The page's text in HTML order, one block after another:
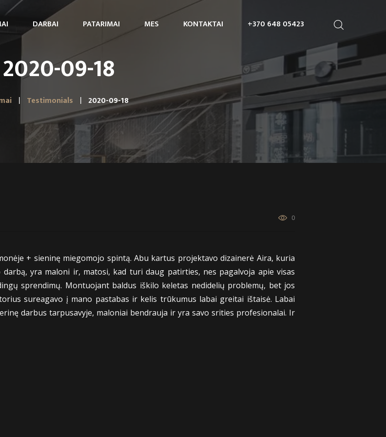
DARBAI PATARIMAI MES KONTAKTAI +370 648 05423
2020-09-18
Testimonials 2020-09-18
0
+ sieninę miegomojo spintą. Abu kartus projektavo dizainerė Aira, kuria
yra maloni ir, matosi, kad turi daug patirties, nes pagalvoja apie visas
sprendimų. Montuojant baldus iškilo keletas nedidelių problemų, bet jos
sureagavo į mano pastabas ir kelis trūkumus labai greitai ištaisė. Labai
darbus tarpusavyje, maloniai bendrauja ir yra savo srities profesionalai. Ir